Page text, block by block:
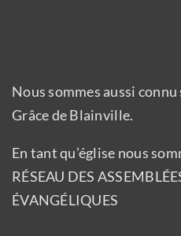
Nous sommes aussi
Grâce de Blainville.
En tant qu’église nous
RÉSEAU DES
ÉVANGÉLIQUES